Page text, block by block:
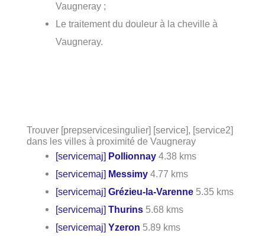
Vaugneray ;
Le traitement du douleur à la cheville à
Vaugneray.
Trouver [prepservicesingulier] [service], [service2]
dans les villes à proximité de Vaugneray
[servicemaj] Pollionnay 4.38 kms
[servicemaj] Messimy 4.77 kms
[servicemaj]Grézieu-la-Varenne 5.35 kms
[servicemaj]Thurins 5.68 kms
[servicemaj]Yzeron 5.89 kms